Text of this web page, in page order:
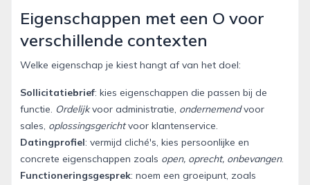
Eigenschappen met een O voor
verschillende contexten
Welke eigenschap je kiest hangt af van het doel:
Sollicitatiebrief: kies eigenschappen die passen bij de
functie. Ordelijkvoor administratie, ondernemendvoor
sales, oplossingsgerichtvoor klantenservice.
Datingprofiel: vermijd cliché's, kies persoonlijke en
concrete eigenschappen zoals open, oprecht, onbevangen.
Functioneringsgesprek: noem een groeipunt, zoals